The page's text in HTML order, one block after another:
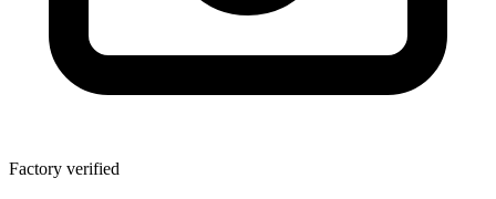
Factory verified